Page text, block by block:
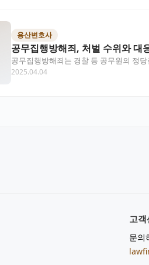
용산변호사
공무집행방해죄, 처벌 수위와 대
공무집행방해죄는 경찰 등 공무원의 정
는 공무집행방해죄의 정의,…
2025.04.04
고객
문의